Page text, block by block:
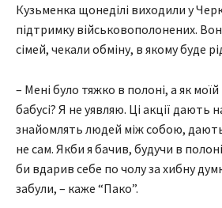
Кузьменка щонеділі виходили у
підтримку військовополонених.
сімей, чекали обміну, в якому буде
– Мені було тяжко в полоні, а як
бабусі? Я не уявляю. Ці акції дають
знайомлять людей між собою,
не сам. Якби я бачив, будучи в
би вдарив себе по чолу за хибну
забули, – каже “Пако”.